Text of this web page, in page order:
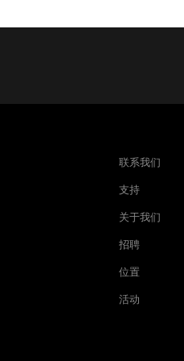
联系我们
支持
关于我们
招聘
位置
活动